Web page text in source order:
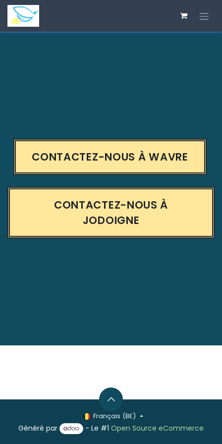
Se rendre au contenu
CONTACTEZ-NOUS À WAVRE
CONTACTEZ-NOUS À
JODOIGNE
Français (BE)
Généré par - Le #1Open Source eCommerce